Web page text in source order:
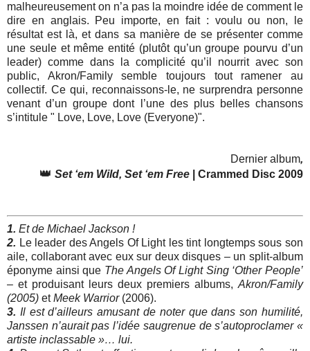
malheureusement on n’a pas la moindre idée de comment le
dire en anglais. Peu importe, en fait : voulu ou non, le
résultat est là, et dans sa manière de se présenter comme
une seule et même entité (plutôt qu’un groupe pourvu d’un
leader) comme dans la complicité qu’il nourrit avec son
public, Akron/Family semble toujours tout ramener au
collectif. Ce qui, reconnaissons-le, ne surprendra personne
venant d’un groupe dont l’une des plus belles chansons
s’intitule " Love, Love, Love (Everyone)".
Dernier album,
👑 Set ‘em Wild, Set ‘em Free Crammed Disc 2009
1. Et de Michael Jackson !
2. Le leader des Angels Of Light les tint longtemps sous son
aile, collaborant avec eux sur deux disques – un split-album
éponyme ainsi que The Angels Of Light Sing ‘Other People’
– et produisant leurs deux premiers albums, Akron/Family
(2005) etMeek Warrior(2006).
3. Il est d’ailleurs amusant de noter que dans son humilité,
Janssen n’aurait pas l’idée saugrenue de s’autoproclamer «
artiste inclassable »… lui.